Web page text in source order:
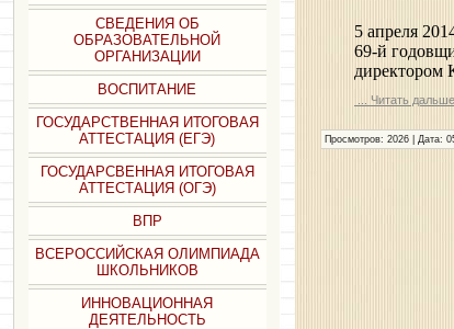
СВЕДЕНИЯ ОБ
ОБРАЗОВАТЕЛЬНОЙ
ОРГАНИЗАЦИИ
ВОСПИТАНИЕ
ГОСУДАРСТВЕННАЯ ИТОГОВАЯ
АТТЕСТАЦИЯ (ЕГЭ)
ГОСУДАРСВЕННАЯ ИТОГОВАЯ
АТТЕСТАЦИЯ (ОГЭ)
ВПР
ВСЕРОССИЙСКАЯ ОЛИМПИАДА
ШКОЛЬНИКОВ
ИННОВАЦИОННАЯ
ДЕЯТЕЛЬНОСТЬ
5 апреля
69-й
директором
Читать
Просмотров: 2026 | Дата: